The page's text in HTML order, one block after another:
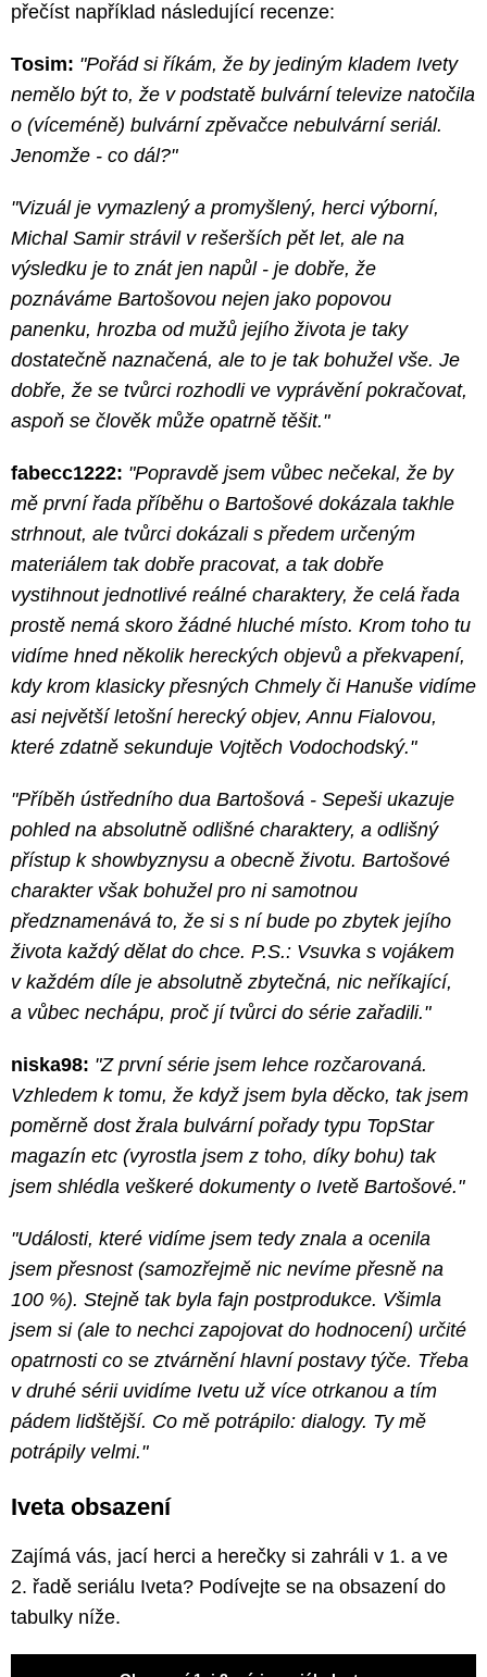
přečíst například následující recenze:
Tosim: "Pořád si říkám, že by jediným kladem Ivety
nemělo být to, že v podstatě bulvární televize natočila
o (víceméně) bulvární zpěvačce nebulvární seriál.
Jenomže - co dál?"
"Vizuál je vymazlený a promyšlený, herci výborní,
Michal Samir strávil v rešerších pět let, ale na
výsledku je to znát jen napůl - je dobře, že
poznáváme Bartošovou nejen jako popovou
panenku, hrozba od mužů jejího života je taky
dostatečně naznačená, ale to je tak bohužel vše. Je
dobře, že se tvůrci rozhodli ve vyprávění pokračovat,
aspoň se člověk může opatrně těšit."
fabecc1222: "Popravdě jsem vůbec nečekal, že by
mě první řada příběhu o Bartošové dokázala takhle
strhnout, ale tvůrci dokázali s předem určeným
materiálem tak dobře pracovat, a tak dobře
vystihnout jednotlivé reálné charaktery, že celá řada
prostě nemá skoro žádné hluché místo. Krom toho tu
vidíme hned několik hereckých objevů a překvapení,
kdy krom klasicky přesných Chmely či Hanuše vidíme
asi největší letošní herecký objev, Annu Fialovou,
které zdatně sekunduje Vojtěch Vodochodský."
"Příběh ústředního dua Bartošová - Sepeši ukazuje
pohled na absolutně odlišné charaktery, a odlišný
přístup k showbyznysu a obecně životu. Bartošové
charakter však bohužel pro ni samotnou
předznamenává to, že si s ní bude po zbytek jejího
života každý dělat do chce. P.S.: Vsuvka s vojákem
v každém díle je absolutně zbytečná, nic neříkající,
a vůbec nechápu, proč jí tvůrci do série zařadili."
niska98: "Z první série jsem lehce rozčarovaná.
Vzhledem k tomu, že když jsem byla děcko, tak jsem
poměrně dost žrala bulvární pořady typu TopStar
magazín etc (vyrostla jsem z toho, díky bohu) tak
jsem shlédla veškeré dokumenty o Ivetě Bartošové."
"Události, které vidíme jsem tedy znala a ocenila
jsem přesnost (samozřejmě nic nevíme přesně na
100 %). Stejně tak byla fajn postprodukce. Všimla
jsem si (ale to nechci zapojovat do hodnocení) určité
opatrnosti co se ztvárnění hlavní postavy týče. Třeba
v druhé sérii uvidíme Ivetu už více otrkanou a tím
pádem lidštější. Co mě potrápilo: dialogy. Ty mě
potrápily velmi."
Iveta obsazení
Zajímá vás, jací herci a herečky si zahráli v 1. a ve
2. řadě seriálu Iveta? Podívejte se na obsazení do
tabulky níže.